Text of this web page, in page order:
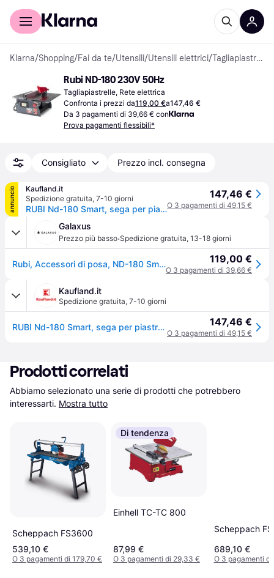
Per il tuo shopping
Klarna/Shopping/Fai da te/Utensili/Utensili elettrici/ Tagliapiastrelle
Rubi ND-180 230V 50Hz
Tagliapiastrelle, Rete elettrica
Confronta i prezzi da119,00 €a147,46 €
Da 3 pagamenti di 39,66 € con
Prova pagamenti flessibili*
Consigliato Prezzo incl. consegna
annuncio
Kaufland.it
Spedizione gratuita, 7-10 giorni
RUBI Nd-180 Smart, sega per piastrelle, 2800 giri/min, 18 cm, 3,4 cm, 2 cm, 66,3 dB
147,46 €
O 3 pagamenti di 49,15 €
Galaxus
Prezzo più basso·Spedizione gratuita, 13-18 giorni
Rubi, Accessori di posa, ND-180 Smart (Taglierina) 119,00 €
O 3 pagamenti di 39,66 €
Kaufland.it
Spedizione gratuita, 7-10 giorni
RUBI Nd-180 Smart, sega per piastrelle, 2800 giri/min, 18 cm, 3,4 cm, 2 cm, 66,3 dB 147,46 €
O 3 pagamenti di 49,15 €
Prodotti correlati
Abbiamo selezionato una serie di prodotti che potrebbero
interessarti. Mostra tutto
Scheppach FS3600
539,10 €
O 3 pagamenti di 179,70 €
Di tendenza
Einhell TC-TC 800
87,99 €
O 3 pagamenti di 29,33 €
Scheppach
689,10 €
O 3 pagamenti